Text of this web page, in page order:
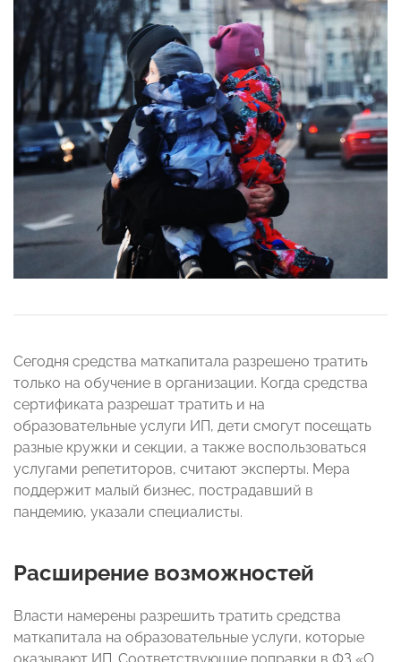
Сегодня средства маткапитала разрешено тратить
только на обучение в организации. Когда средства
сертификата разрешат тратить и на
образовательные услуги ИП, дети смогут посещать
разные кружки и секции, а также воспользоваться
услугами репетиторов, считают эксперты. Мера
поддержит малый бизнес, пострадавший в
пандемию, указали специалисты.
Расширение возможностей
Власти намерены разрешить тратить средства
маткапитала на образовательные услуги, которые